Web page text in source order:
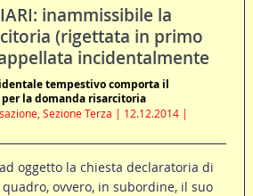
inammissibile la
(rigettata in primo
incidentalmente
tempestivo comporta il
la domanda risarcitoria
Sezione Terza | 12.12.2014 |
oggetto la chiesta declaratoria di
ovvero, in subordine, il suo